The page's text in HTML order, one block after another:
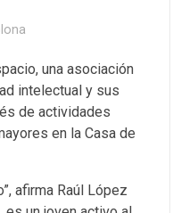
, una asociación
intelectual y sus
de actividades
en la Casa de
afirma Raúl López